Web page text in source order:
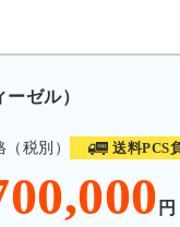
ゼル）
税別） 送料PCS
円